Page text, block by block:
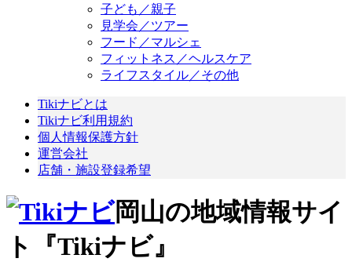
子ども／親子
見学会／ツアー
フード／マルシェ
フィットネス／ヘルスケア
ライフスタイル／その他
Tikiナビとは
Tikiナビ利用規約
個人情報保護方針
運営会社
店舗・施設登録希望
岡山の地域情報サイ
ト『Tikiナビ』